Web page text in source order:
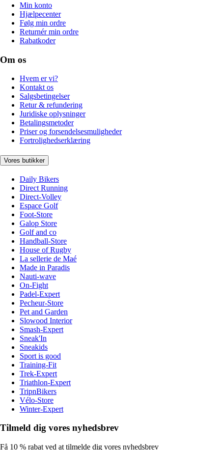
Min konto
Hjælpecenter
Følg min ordre
Returnér min ordre
Rabatkoder
Om os
Hvem er vi?
Kontakt os
Salgsbetingelser
Retur & refundering
Juridiske oplysninger
Betalingsmetoder
Priser og forsendelsesmuligheder
Fortrolighedserklæring
Vores butikker
Daily Bikers
Direct Running
Direct-Volley
Espace Golf
Foot-Store
Galop Store
Golf and co
Handball-Store
House of Rugby
La sellerie de Maé
Made in Paradis
Nauti-wave
On-Fight
Padel-Expert
Pecheur-Store
Pet and Garden
Slowood Interior
Smash-Expert
Sneak'In
Sneakids
Sport is good
Training-Fit
Trek-Expert
Triathlon-Expert
TripnBikers
Vélo-Store
Winter-Expert
Tilmeld dig vores nyhedsbrev
Få 10 % rabat ved at tilmelde dig vores nyhedsbrev